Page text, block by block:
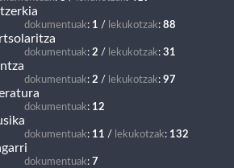
dokumentuak: 1 / lekukotzak:88
dokumentuak:2 / lekukotzak:31
dokumentuak:2 / lekukotzak:97
dokumentuak: 12
dokumentuak: 11 / lekukotzak: 132
dokumentuak: 7